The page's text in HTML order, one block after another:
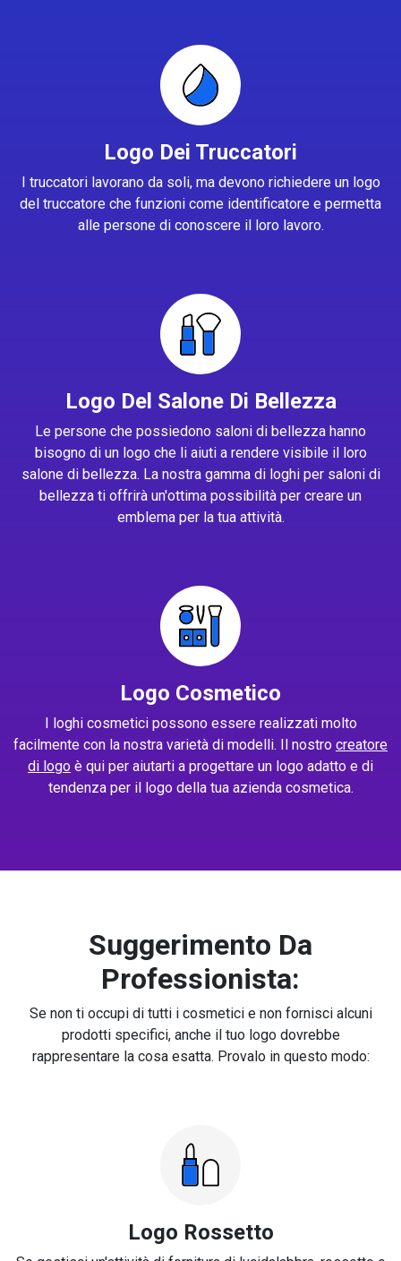
Logo Dei Truccatori
I truccatori lavorano da soli, ma devono richiedere un logo
del truccatore che funzioni come identificatore e permetta
alle persone di conoscere il loro lavoro.
Logo Del Salone Di Bellezza
Le persone che possiedono saloni di bellezza hanno
bisogno di un logo che li aiuti a rendere visibile il loro
salone di bellezza. La nostra gamma di loghi per saloni di
bellezza ti offrirà un'ottima possibilità per creare un
emblema per la tua attività.
Logo Cosmetico
I loghi cosmetici possono essere realizzati molto
facilmente con la nostra varietà di modelli. Il nostro creatore
di logo è qui per aiutarti a progettare un logo adatto e di
tendenza per il logo della tua azienda cosmetica.
Suggerimento Da
Professionista:
Se non ti occupi di tutti i cosmetici e non fornisci alcuni
prodotti specifici, anche il tuo logo dovrebbe
rappresentare la cosa esatta. Provalo in questo modo:
Logo Rossetto